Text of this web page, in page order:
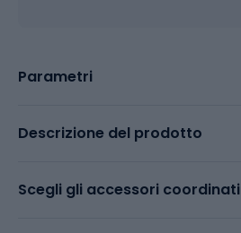
Parametri
Descrizione del prodotto
Scegli gli accessori coordinati